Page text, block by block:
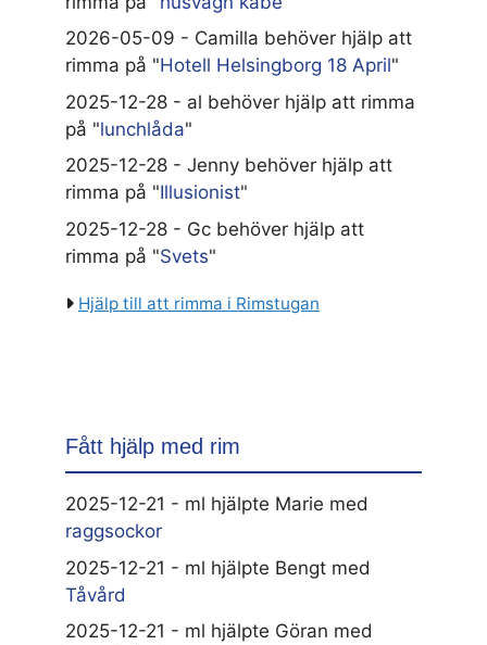
2026-05-09 - Camilla behöver hjälp att
rimma på "Hotell Helsingborg 18 April"
2025-12-28 - al behöver hjälp att rimma
på "lunchlåda"
2025-12-28 - Jenny behöver hjälp att
rimma på "Illusionist"
2025-12-28 - Gc behöver hjälp att
rimma på "Svets"
Hjälp till att rimma i Rimstugan
Fått hjälp med rim
2025-12-21 - ml hjälpte Marie med
raggsockor
2025-12-21 - ml hjälpte Bengt med
Tåvård
2025-12-21 - ml hjälpte Göran med